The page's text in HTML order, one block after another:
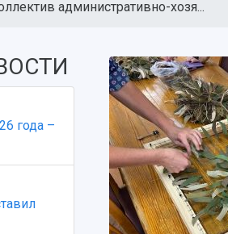
административно-хозя...
года –